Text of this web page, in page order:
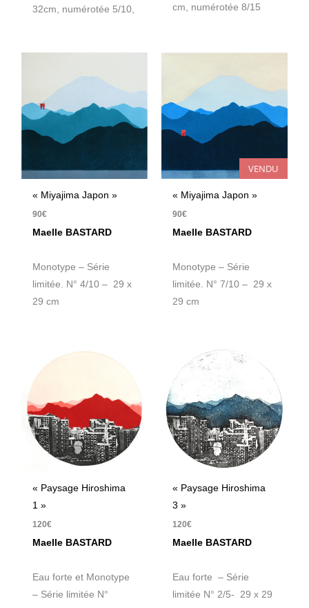
32cm, numérotée 5/10,
cm, numérotée 8/15
« Miyajima Japon »
90€
Maelle BASTARD
Monotype – Série
limitée. N° 4/10 – 29 x
29 cm
VENDU
« Miyajima Japon »
90€
Maelle BASTARD
Monotype – Série
limitée. N° 7/10 – 29 x
29 cm
« Paysage Hiroshima
1 »
120€
Maelle BASTARD
Eau forte et Monotype
– Série limitée N°
« Paysage Hiroshima
3 »
120€
Maelle BASTARD
Eau forte – Série
limitée N° 2/5- 29 x 29